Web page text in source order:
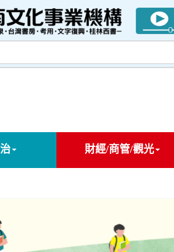
財經/商管/觀光